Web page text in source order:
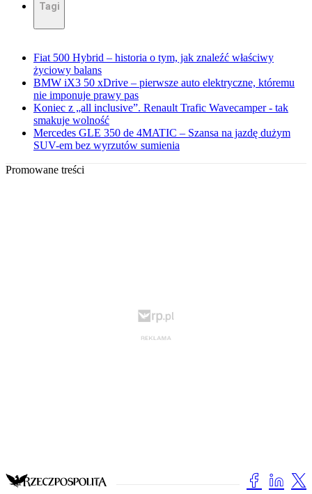
Tagi
Fiat 500 Hybrid – historia o tym, jak znaleźć właściwy
życiowy balans
BMW iX3 50 xDrive – pierwsze auto elektryczne, któremu
nie imponuje prawy pas
Koniec z „all inclusive”. Renault Trafic Wavecamper - tak
smakuje wolność
Mercedes GLE 350 de 4MATIC – Szansa na jazdę dużym
SUV-em bez wyrzutów sumienia
Promowane treści